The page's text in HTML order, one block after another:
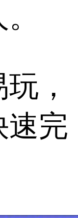
，
速完